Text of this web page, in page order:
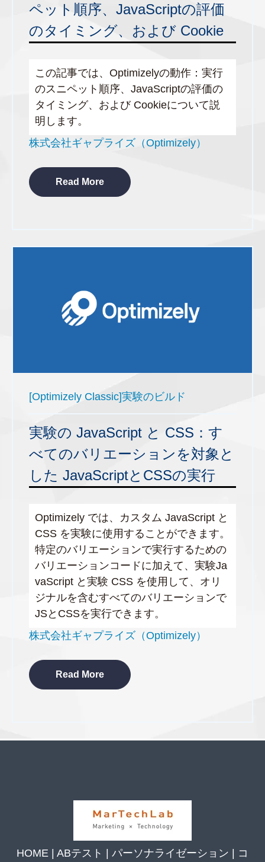
ペット順序、JavaScriptの評価
のタイミング、および Cookie
この記事では、Optimizelyの動作：実行
のスニペット順序、JavaScriptの評価の
タイミング、および Cookieについて説
明します。
株式会社ギャプライズ（Optimizely）
Read More
[Optimizely Classic]実験のビルド
実験の JavaScript と CSS：す
べてのバリエーションを対象と
した JavaScriptとCSSの実行
Optimizely では、カスタム JavaScript と
CSS を実験に使用することができます。
特定のバリエーションで実行するための
バリエーションコードに加えて、実験Ja
vaScript と実験 CSS を使用して、オリ
ジナルを含むすべてのバリエーションで
JSとCSSを実行できます。
株式会社ギャプライズ（Optimizely）
Read More
HOME ABテスト パーソナライゼーション コ